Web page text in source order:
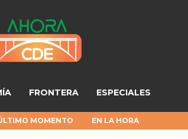
FRONTERA ESPECIALES
MOMENTO EN LA HORA